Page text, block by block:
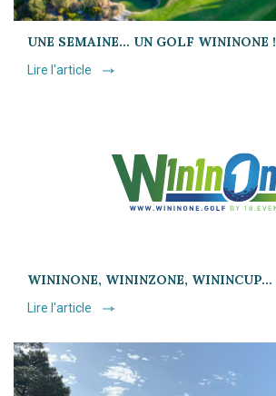
UNE SEMAINE… UN GOLF WININONE !
Lire l'article
WININONE, WININZONE, WININCUP…
Lire l'article